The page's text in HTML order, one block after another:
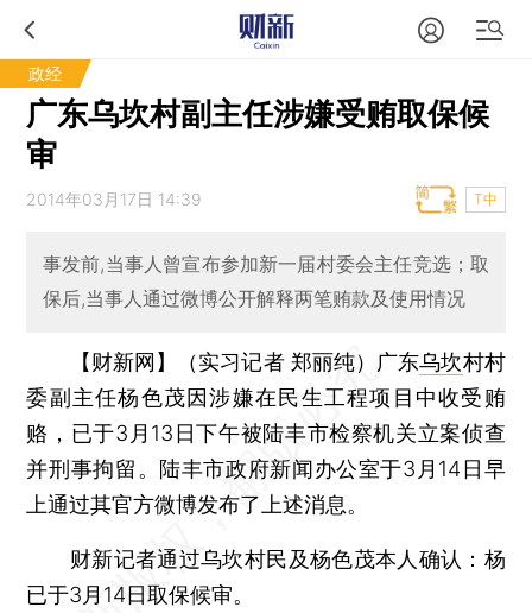
政经
广东乌坎村副主任涉嫌受贿取保候
审
2014年03月17日 14:39 T中
事发前,当事人曾宣布参加新一届村委会主任竞选；取
保后,当事人通过微博公开解释两笔贿款及使用情况
【财新网】（实习记者 郑丽纯） 广东乌坎村村
委副主任杨色茂因涉嫌在民生工程项目中收受贿
赂，已于3月13日下午被陆丰市检察机关立案侦查
并刑事拘留。陆丰市政府新闻办公室于3月14日早
上通过其官方微博发布了上述消息。
财新记者通过乌坎村民及杨色茂本人确认：杨
已于3月14日取保候审。